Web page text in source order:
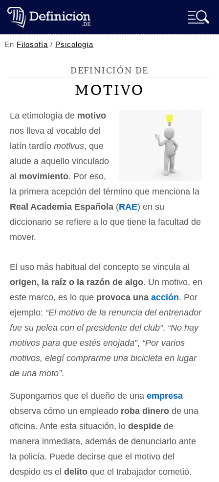
En Filosofía / Psicología
DEFINICIÓN DE
MOTIVO
La etimología de motivo
nos lleva al vocablo del
latín tardío motīvus, que
alude a aquello vinculado
al movimiento. Por eso,
la primera acepción del término que menciona la
Real Academia Española (RAE) en su
diccionario se refiere a lo que tiene la facultad de
mover.
El uso más habitual del concepto se vincula al
origen, la raíz o la razón de algo. Un motivo, en
este marco, es lo que provoca una acción. Por
ejemplo: “El motivo de la renuncia del entrenador
fue su pelea con el presidente del club”, “No hay
motivos para que estés enojada”, “Por varios
motivos, elegí comprarme una bicicleta en lugar
de una moto”.
Supongamos que el dueño de una empresa
observa cómo un empleado roba dinero de una
oficina. Ante esta situación, lo despide de
manera inmediata, además de denunciarlo ante
la policía. Puede decirse que el motivo del
despido es el delito que el trabajador cometió.